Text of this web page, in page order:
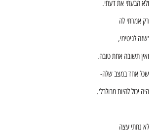
ולא הבעתי את דעתי.
רק אמרתי לה
׳שזה לגיטימי,
ואין תשובה אחת טובה.
שכל אחד במצב שלה-
היה יכול להיות מבולבל׳.
לא נתתי עצה